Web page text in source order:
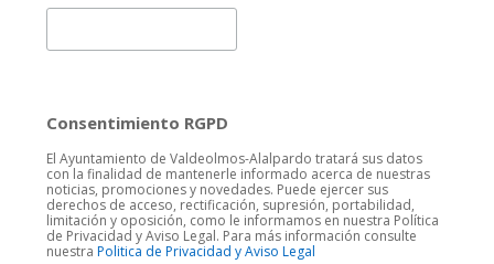
Consentimiento RGPD
El Ayuntamiento de Valdeolmos-Alalpardo tratará sus datos
con la finalidad de mantenerle informado acerca de nuestras
noticias, promociones y novedades. Puede ejercer sus
derechos de acceso, rectificación, supresión, portabilidad,
limitación y oposición, como le informamos en nuestra Política
de Privacidad y Aviso Legal. Para más información consulte
nuestra Politica de Privacidad y Aviso Legal